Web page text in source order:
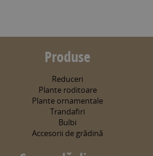
Produse
Reduceri
Plante roditoare
Plante ornamentale
Trandafiri
Bulbi
Accesorii de grădină